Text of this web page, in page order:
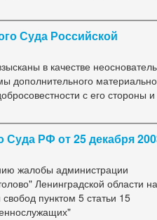
Суда Российской
в качестве
дополнительного
с его стороны и
РФ от 25 декабря
жалобы администрации
Ленинградской области на
пунктом 5 статьи 15